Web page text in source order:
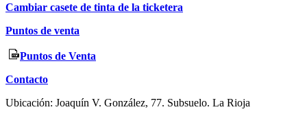
Cambiar casete de tinta de la ticketera
Puntos de venta
Puntos de Venta
Contacto
Ubicación: Joaquín V. González, 77. Subsuelo. La Rioja